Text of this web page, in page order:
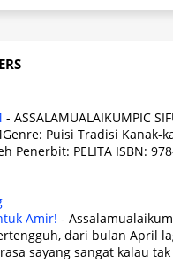
- ASSALAMUALAIKUMPIC
Puisi Tradisi Kanak-
Penerbit: PELITA ISBN:
Amir! -
dari bulan April
sayang sangat kalau